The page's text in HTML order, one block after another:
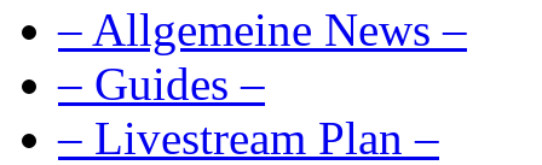
– Allgemeine News –
– Guides –
– Livestream Plan –